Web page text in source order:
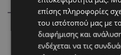
Τα 4 βήματα για
επίσης πληροφορίες
του ιστότοπού μας με
διαφήμισης και
ενδέχεται να τις